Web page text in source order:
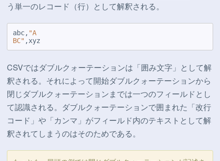
う単一のレコード（行）として解釈される。
abc, "A
BC" ,xyz
CSVではダブルクォーテーションは「囲み文字」として解
釈される。それによって開始ダブルクォーテーションから
閉じダブルクォーテーションまでは一つのフィールドとし
て認識される。ダブルクォーテーションで囲まれた「改行
コード」や「カンマ」がフィールド内のテキストとして解
釈されてしまうのはそのためである。